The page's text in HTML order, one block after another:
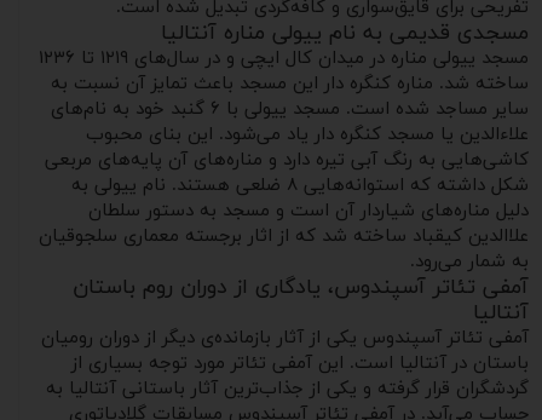
تفریحی برای قایق‌سواری و کافه‌گردی تبدیل شده است.
مسجدی قدیمی به نام ییولی مناره آنتالیا
مسجد ییولی مناره در میدان کال ایچی و در سال‌های ۱۲۱۹ تا ۱۲۳۶
ساخته شد. مناره کنگره ‌دار این مسجد باعث تمایز آن نسبت به
سایر مساجد شده است. مسجد ییولی با ۶ گنبد خود به نام‌های
علاءالدین یا مسجد کنگره دار یاد می‌شود. این بنای محبوب
کاشی‌هایی به رنگ آبی تیره دارد و مناره‌های آن پایه‌های مربعی
شکل داشته که استوانه‌هایی ۸ ضلعی هستند. نام ییولی به
دلیل مناره‌های شیاردار آن است و مسجد به دستور سلطان
علاالدین کیقباد ساخته شد که از اثار برجسته معماری سلجوقیان
به شمار می‌رود.
آمفی تئاتر آسپندوس، یادگاری از دوران روم باستان
آنتالیا
آمفی تئاتر آسپندوس یکی از آثار بازمانده‌ی دیگر از دوران رومیان
باستان در آنتالیا است. این آمفی‌ تئاتر مورد توجه بسیاری از
گردشگران قرار گرفته و یکی از جذاب‌ترین آثار باستانی آنتالیا به